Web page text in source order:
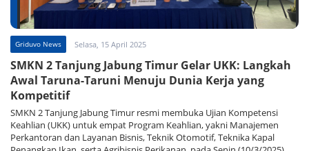
Griduvo News Selasa, 15 April 2025
SMKN 2 Tanjung Jabung Timur Gelar UKK: Langkah
Awal Taruna-Taruni Menuju Dunia Kerja yang
Kompetitif
SMKN 2 Tanjung Jabung Timur resmi membuka Ujian Kompetensi
Keahlian (UKK) untuk empat Program Keahlian, yakni Manajemen
Perkantoran dan Layanan Bisnis, Teknik Otomotif, Teknika Kapal